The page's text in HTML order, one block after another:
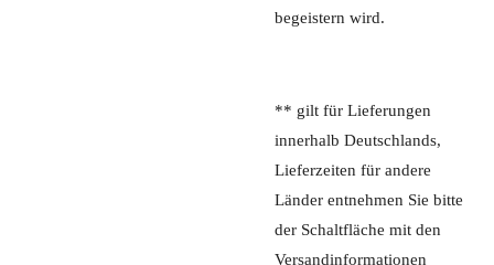
begeistern wird.
** gilt für Lieferungen
innerhalb Deutschlands,
Lieferzeiten für andere
Länder entnehmen Sie bitte
der Schaltfläche mit den
Versandinformationen